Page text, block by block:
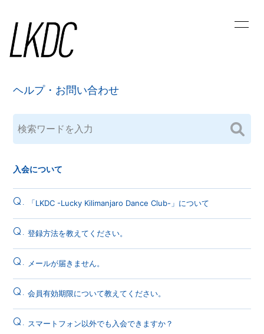
HOME
ラジオ人生の踊り場
PHOTO ラッキリ踊り書き
CALENDAR
ヘルプ・お問い合わせ
入会について
Q. 「LKDC -Lucky Kilimanjaro Dance Club-」について
Q. 登録方法を教えてください。
Q. メールが届きません。
Q. 会員有効期限について教えてください。
Q. スマートフォン以外でも入会できますか？